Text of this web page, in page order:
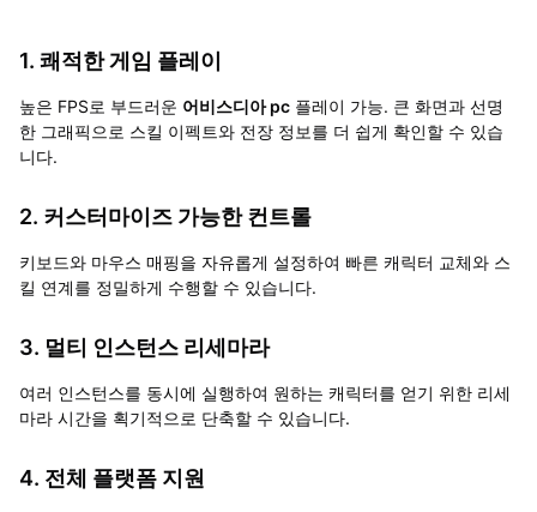
1. 쾌적한 게임 플레이
높은 FPS로 부드러운 어비스디아 pc플레이 가능. 큰 화면과 선명
한 그래픽으로 스킬 이펙트와 전장 정보를 더 쉽게 확인할 수 있습
니다.
2. 커스터마이즈 가능한 컨트롤
키보드와 마우스 매핑을 자유롭게 설정하여 빠른 캐릭터 교체와 스
킬 연계를 정밀하게 수행할 수 있습니다.
3. 멀티 인스턴스 리세마라
여러 인스턴스를 동시에 실행하여 원하는 캐릭터를 얻기 위한 리세
마라 시간을 획기적으로 단축할 수 있습니다.
4. 전체 플랫폼 지원